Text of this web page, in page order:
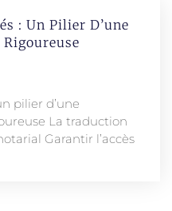
: Un Pilier D’une
pilier d’une
La traduction
Garantir l’accès